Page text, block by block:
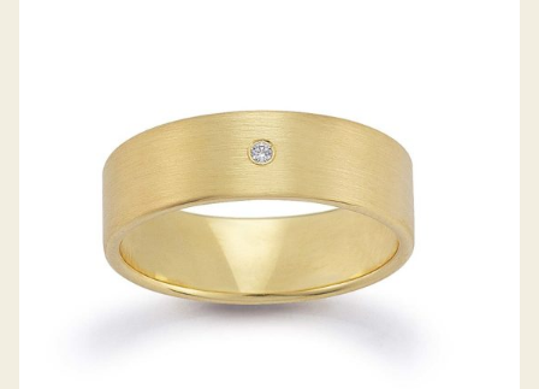
GERSTNER TRAURINGE